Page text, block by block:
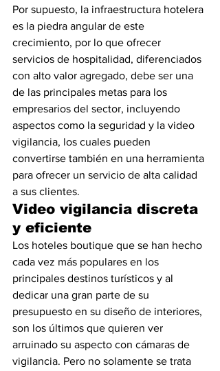
Por supuesto, la infraestructura hotelera
es la piedra angular de este
crecimiento, por lo que ofrecer
servicios de hospitalidad, diferenciados
con alto valor agregado, debe ser una
de las principales metas para los
empresarios del sector, incluyendo
aspectos como la seguridad y la video
vigilancia, los cuales pueden
convertirse también en una herramienta
para ofrecer un servicio de alta calidad
a sus clientes.
Video vigilancia discreta
y eficiente
Los hoteles boutique que se han hecho
cada vez más populares en los
principales destinos turísticos y al
dedicar una gran parte de su
presupuesto en su diseño de interiores,
son los últimos que quieren ver
arruinado su aspecto con cámaras de
vigilancia. Pero no solamente se trata